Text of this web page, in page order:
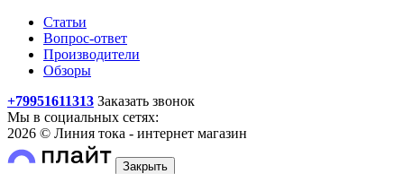
Статьи
Вопрос-ответ
Производители
Обзоры
+79951611313 Заказать звонок
Мы в социальных сетях:
2026 © Линия тока - интернет магазин
Закрыть